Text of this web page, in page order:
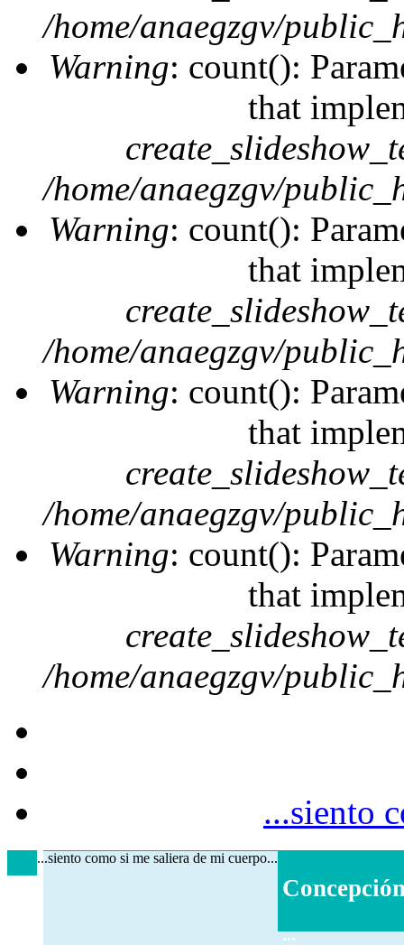
/home/anaegzgv/
Warning: count():
that
/home/anaegzgv/
Warning: count():
that
/home/anaegzgv/
Warning: count():
that
/home/anaegzgv/
Warning: count():
that
/home/anaegzgv/
...siento
...siento como si me saliera de mi cuerpo...
...